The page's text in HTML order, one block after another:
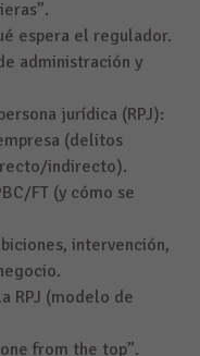
espera el regulador.
administración y
jurídica (RPJ):
(delitos
indirecto).
FT (y cómo se
intervención,
RPJ (modelo de
from the top”.